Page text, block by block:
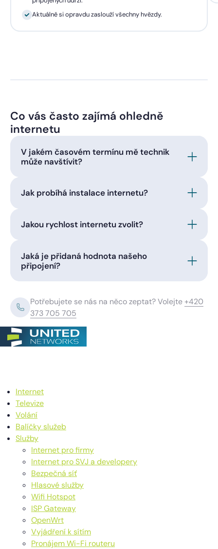
Aktuálně si opravdu zaslouží všechny hvězdy.
Co vás často zajímá ohledně
internetu
V jakém časovém termínu mě technik
může navštívit?
Jak probíhá instalace internetu?
Jakou rychlost internetu zvolit?
Jaká je přidaná hodnota našeho
připojení?
Potřebujete se nás na něco zeptat? Volejte+420
373 705 705
Internet
Televize
Volání
Balíčky služeb
Služby
Internet pro firmy
Internet pro SVJ a developery
Bezpečná síť
Hlasové služby
Wifi Hotspot
ISP Gateway
OpenWrt
Vyjádření k sítím
Pronájem Wi-Fi routeru